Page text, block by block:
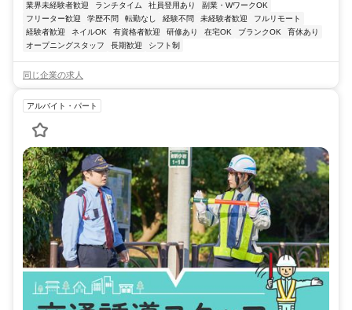
業界未経験者歓迎 ランチタイム 社員登用あり
副業・WワークOK
フリーター歓迎
学歴不問 転勤なし 経験不問 未経験者歓迎
フルリモート
経験者歓迎
ネイルOK 有資格者歓迎 研修あり 在宅OK ブランクOK
育休あり
オープニングスタッフ
長期歓迎 シフト制
同じ企業の求人
アルバイト・パート